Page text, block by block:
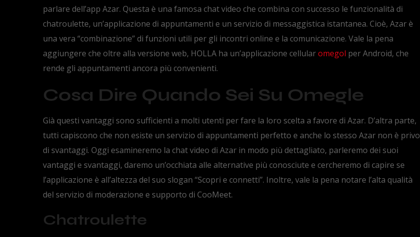
parlare dell’app Azar. Questa è una famosa chat video che combina con successo le funzionalità di
chatroulette, un’applicazione di appuntamenti e un servizio di messaggistica istantanea. Cioè, Azar è
una vera “combinazione” di funzioni utili per gli incontri online e la comunicazione. Vale la pena
aggiungere che oltre alla versione web, HOLLA ha un’applicazione cellularomegol per Android, che
rende gli appuntamenti ancora più convenienti.
Cosa Dire Quando Sei Su Omegle
Già questi vantaggi sono sufficienti a molti utenti per fare la loro scelta a favore di Azar. D’altra parte,
tutti capiscono che non esiste un servizio di appuntamenti perfetto e anche lo stesso Azar non è privo
di svantaggi. Oggi esamineremo la chat video di Azar in modo più dettagliato, parleremo dei suoi
vantaggi e svantaggi, daremo un’occhiata alle alternative più conosciute e cercheremo di capire se
l’applicazione è all’altezza del suo slogan “Scopri e connetti”. Inoltre, vale la pena notare l’alta qualità
del servizio di moderazione e supporto di CooMeet.
Chatroulette